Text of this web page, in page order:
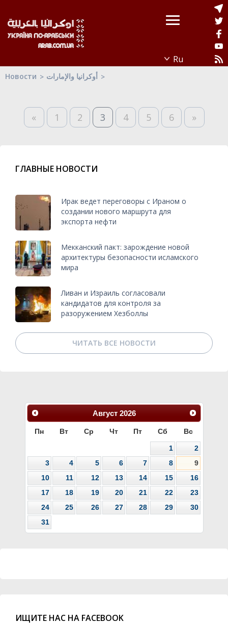
Новости أوكرانيا والإمارات
« 1 2 3 4 5 6 »
ГЛАВНЫЕ НОВОСТИ
Ирак ведет переговоры с Ираном о
создании нового маршрута для
экспорта нефти
Мекканский пакт: зарождение новой
архитектуры безопасности исламского
мира
Ливан и Израиль согласовали
кандидатов для контроля за
разоружением Хезболлы
ЧИТАТЬ ВСЕ НОВОСТИ
Август 2026
Пн Вт Ср Чт Пт Сб Вс
1
2
3
4 5 6 7 8
9
10
11 12 13 14 15
16
17
18 19 20 21 22
23
24
25 26 27 28 29
30
31
ИЩИТЕ НАС НА FACEBOOK